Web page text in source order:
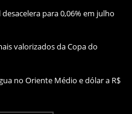
para 0,06% em julho
valorizados da Copa do
no Oriente Médio e dólar a R$